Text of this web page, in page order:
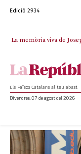
Edició 2934
La memòria viva de
Els Països Catalans al teu abast
Divendres, 07 de agost del 2026